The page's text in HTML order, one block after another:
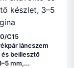
C15
láncszem
beillesztő
mm,...